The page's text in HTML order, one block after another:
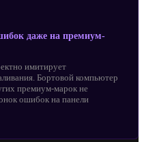
даже на премиум-
имитирует
Бортовой компьютер
премиум-марок не
ошибок на панели